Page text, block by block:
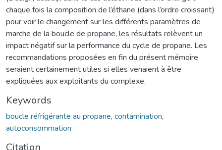
chaque fois la composition de l’éthane (dans l’ordre croissant)
pour voir le changement sur les différents paramètres de
marche de la boucle de propane, les résultats relèvent un
impact négatif sur la performance du cycle de propane. Les
recommandations proposées en fin du présent mémoire
seraient certainement utiles si elles venaient à être
expliquées aux exploitants du complexe.
Keywords
boucle réfrigérante au propane, contamination,
autoconsommation
Citation